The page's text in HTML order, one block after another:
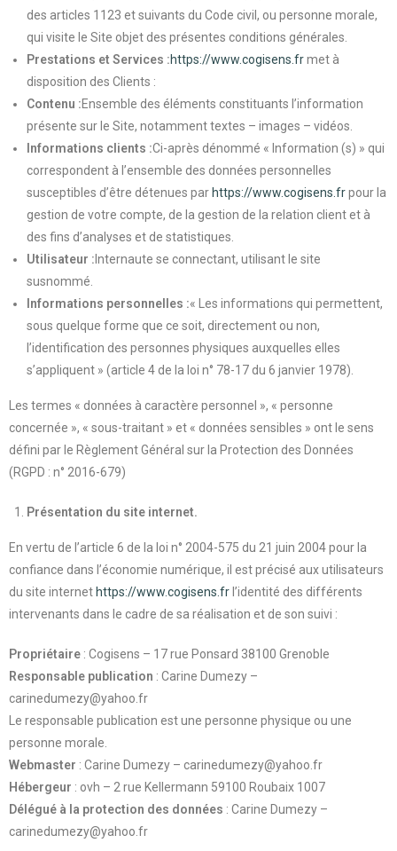
des articles 1123 et suivants du Code civil, ou personne morale,
qui visite le Site objet des présentes conditions générales.
Prestations et Services :https://www.cogisens.frmet à
disposition des Clients :
Contenu :Ensemble des éléments constituants l’information
présente sur le Site, notamment textes – images – vidéos.
Informations clients :Ci-après dénommé « Information (s) » qui
correspondent à l’ensemble des données personnelles
susceptibles d’être détenues par https://www.cogisens.frpour la
gestion de votre compte, de la gestion de la relation client et à
des fins d’analyses et de statistiques.
Utilisateur : Internaute se connectant, utilisant le site
susnommé.
Informations personnelles :« Les informations qui permettent,
sous quelque forme que ce soit, directement ou non,
l’identification des personnes physiques auxquelles elles
s’appliquent » (article 4 de la loi n° 78-17 du 6 janvier 1978).
Les termes « données à caractère personnel », « personne
concernée », « sous-traitant » et « données sensibles » ont le sens
défini par le Règlement Général sur la Protection des Données
(RGPD : n° 2016-679)
Présentation du site internet.
En vertu de l’article 6 de la loi n° 2004-575 du 21 juin 2004 pour la
confiance dans l’économie numérique, il est précisé aux utilisateurs
du site internet https://www.cogisens.fr l’identité des différents
intervenants dans le cadre de sa réalisation et de son suivi :
Propriétaire : Cogisens – 17 rue Ponsard 38100 Grenoble
Responsable publication : Carine Dumezy –
carinedumezy@yahoo.fr
Le responsable publication est une personne physique ou une
personne morale.
Webmaster : Carine Dumezy – carinedumezy@yahoo.fr
Hébergeur : ovh – 2 rue Kellermann 59100 Roubaix 1007
Délégué à la protection des données : Carine Dumezy –
carinedumezy@yahoo.fr